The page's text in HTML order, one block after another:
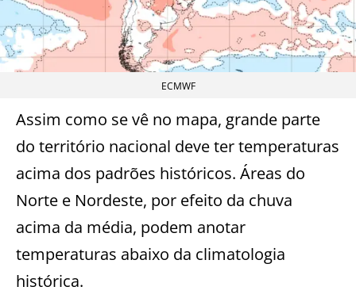
ECMWF
Assim como se vê no mapa, grande parte
do território nacional deve ter temperaturas
acima dos padrões históricos. Áreas do
Norte e Nordeste, por efeito da chuva
acima da média, podem anotar
temperaturas abaixo da climatologia
histórica.